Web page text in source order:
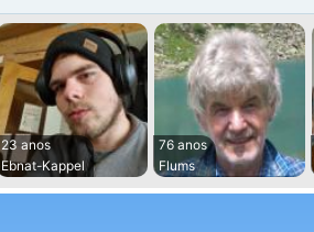
23 anos
Ebnat-Kappel
76 anos
Flums